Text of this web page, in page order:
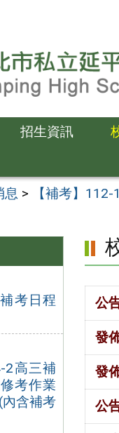
招生資訊
息 > 【補考】
考日程
2高三補
考作業
含補考
公
發
發
公